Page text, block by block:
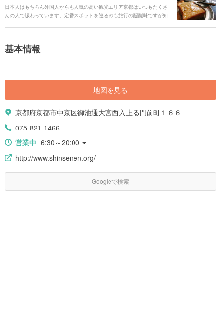
日本人はもちろん外国人からも人気の高い観光エリア京都はいつもたくさ
んの人で賑わっています。定番スポットを巡るのも旅行の醍醐味ですが知
都を発見できる、そんな穴場スポットとの出会いがここにあります。
基本情報
地図を見る
京都府京都市中京区御池通大宮西入上る門前町１６６
075-821-1466
営業中 6:30～20:00
http://www.shinsenen.org/
Googleで検索